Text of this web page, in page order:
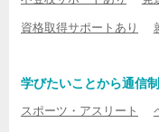
資格取得サポートあり
学びたいことから通信
スポーツ・アスリート